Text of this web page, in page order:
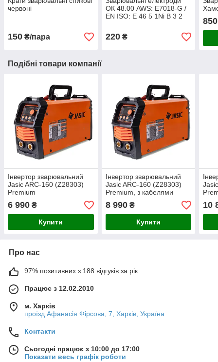
червоні
150 ₴/пара
ОК 48.00 AWS: E7018-G /
EN ISO: E 46 5 1Ni B 3 2
220₴
850
Подібні товари компанії
Інвертор зварювальний
Jasic ARC-160 (Z28303)
Premium
6 990 ₴
Купити
Інвертор зварювальний
Jasic ARC-160 (Z28303)
Premium, з кабелями
8 990₴
Купити
10
Про нас
97% позитивних з 188 відгуків за рік
Працює з 12.02.2010
м. Харків
проїзд Афанасія Фірсова, 7, Харків, Україна
Контакти
Сьогодні працює з 10:00 до 17:00
Показати весь графік роботи